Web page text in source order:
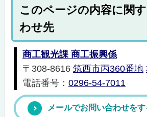
このページの内容に関
わせ先
商工観光課 商工振興係
〒308-8616 筑西市丙360番地
電話番号： 0296-54-7011
メールでお問い合わせをす